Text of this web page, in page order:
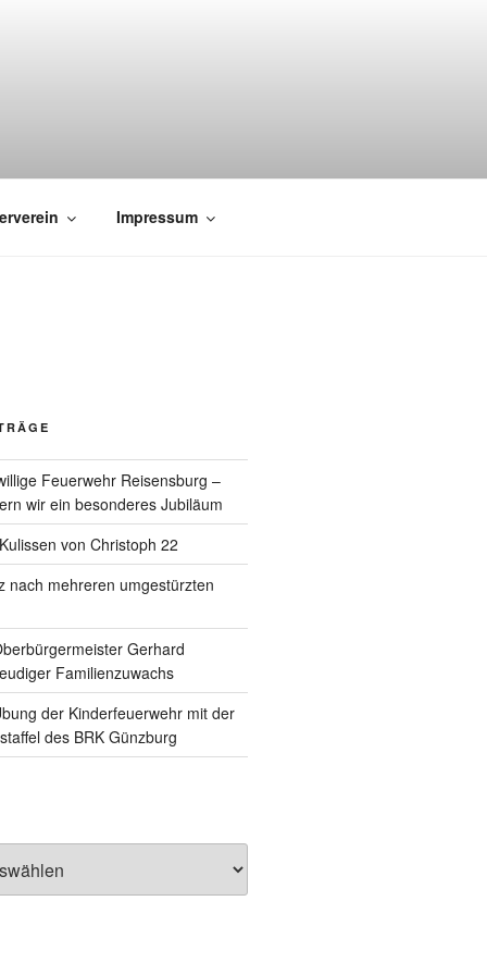
Impressum
Feuerwehr Reisensburg –
wir ein besonderes Jubiläum
von Christoph 22
nach mehreren umgestürzten
Gerhard
Familienzuwachs
der Kinderfeuerwehr mit der
des BRK Günzburg